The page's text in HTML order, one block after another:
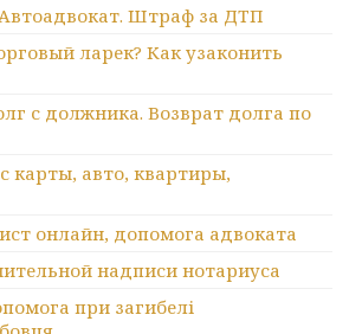
Штраф за ДТП
ларек? Как узаконить
с должника. Возврат долга по
карты, авто, квартиры,
онлайн, допомога адвоката
надписи нотариуса
при загибелі